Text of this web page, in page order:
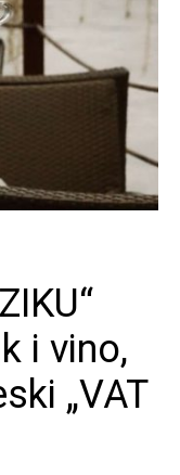
i vino,
„VAT